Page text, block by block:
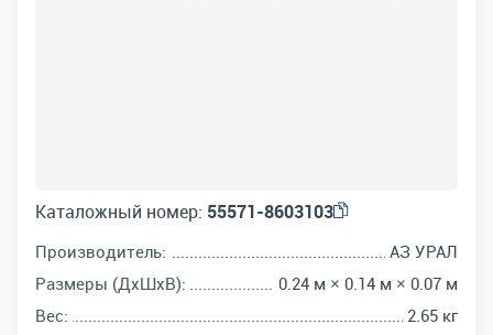
Каталожный номер: 55571-8603103
Производитель:
АЗ УРАЛ
Размеры (ДхШхВ):
0.24 м × 0.14 м × 0.07 м
Вес:
2.65 кг